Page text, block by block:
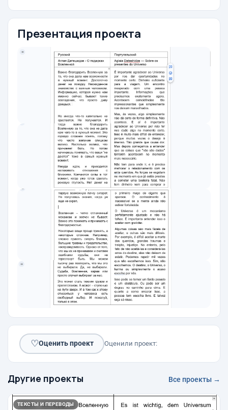
Презентация проекта
♡Оценить проект Оценили проект:
Другие проекты Все проекты →
ТЕКСТЫ И ПЕРЕВОДЫ